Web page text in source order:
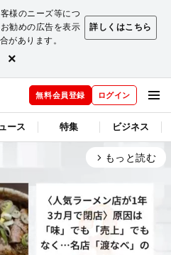
様のニーズ等につ
勧めの広告を表示
があります。
詳しくはこちら
×
無料会員登録 ログイン
ース 特集 ビジネス
arrow_forward_ios もっと読む